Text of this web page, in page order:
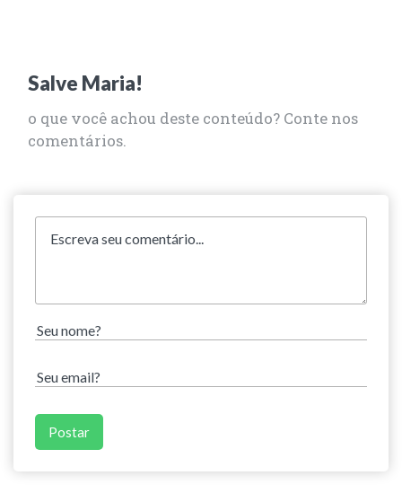
Salve Maria!
o que você achou deste conteúdo? Conte nos
comentários.